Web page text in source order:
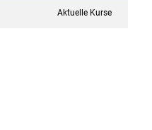
Aktuelle Kurse